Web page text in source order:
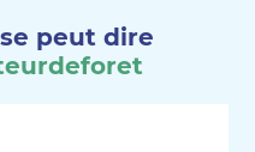
peut dire